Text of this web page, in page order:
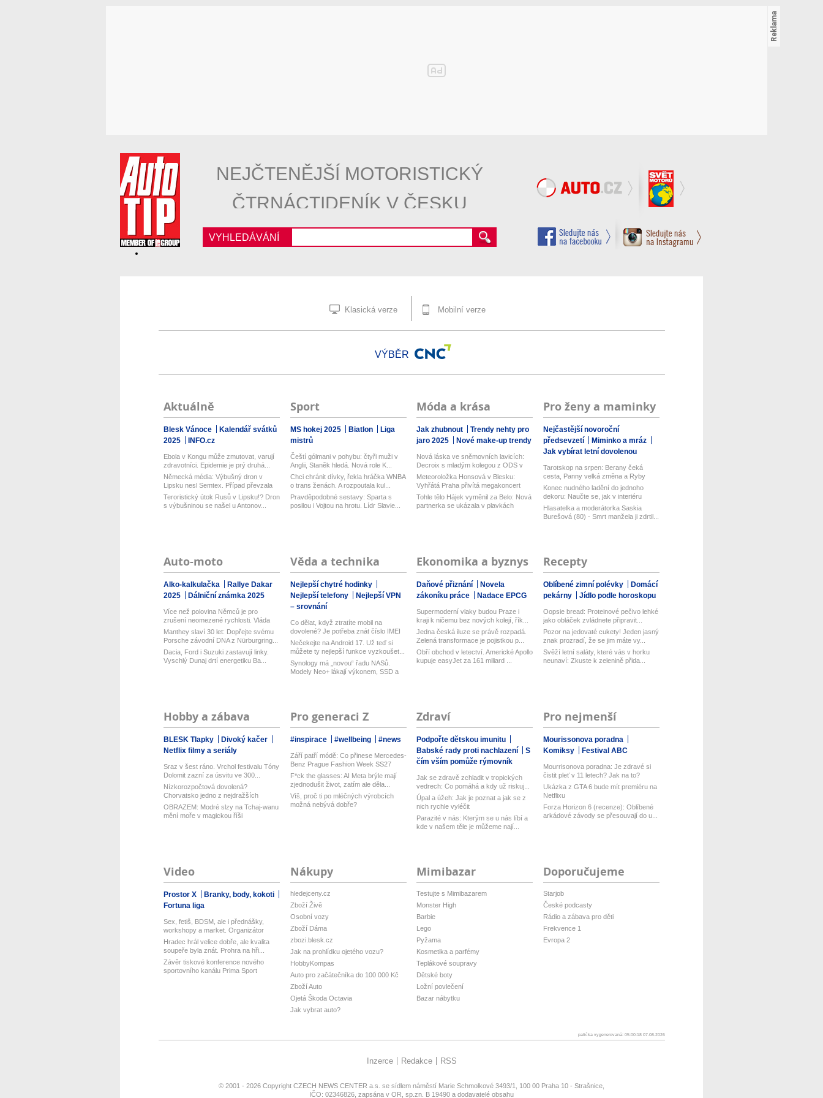
NEJČTENĚJŠÍ MOTORISTICKÝ
ČTRNÁCTIDENÍK V ČESKU
VYHLEDÁVÁNÍ
Klasická verze Mobilní verze
VÝBĚR
Aktuálně
Blesk Vánoce
Kalendář svátků
2025
INFO.cz
Ebola v Kongu může zmutovat, varují
zdravotníci. Epidemie je prý druhá...
Německá média: Výbušný dron v
Lipsku nesl Semtex. Případ převzala
spol...
Teroristický útok Rusů v Lipsku!? Dron
s výbušninou se našel u Antonov...
Sport
MS hokej 2025 Biatlon
Liga
mistrů
Čeští gólmani v pohybu: čtyři muži v
Anglii, Staněk hledá. Nová role K...
Chci chránit dívky, řekla hráčka WNBA
o trans ženách. A rozpoutala kul...
Pravděpodobné sestavy: Sparta s
posilou i Vojtou na hrotu. Lídr Slavie...
Móda a krása
Jak zhubnout
Trendy nehty pro
jaro 2025
Nové make-up trendy
Nová láska ve sněmovních lavicích:
Decroix s mladým kolegou z ODS v
ba...
Meteoroložka Honsová v Blesku:
Vyhřátá Praha přivítá megakoncert
Ztrac...
Tohle tělo Hájek vyměnil za Belo: Nová
partnerka se ukázala v plavkách
Pro ženy a maminky
Nejčastější novoroční
předsevzetí
Miminko a mráz
Jak vybírat letní dovolenou
Tarotskop na srpen: Berany čeká
cesta, Panny velká změna a Ryby
uvízno...
Konec nudného ladění do jednoho
dekoru: Naučte se, jak v interiéru
kom...
Hlasatelka a moderátorka Saskia
Burešová (80) - Smrt manžela ji zdrtil...
Auto-moto
Alko-kalkulačka
Rallye Dakar
2025
Dálniční známka 2025
Více než polovina Němců je pro
zrušení neomezené rychlosti. Vláda
řekl...
Manthey slaví 30 let: Dopřejte svému
Porsche závodní DNA z Nürburgring...
Dacia, Ford i Suzuki zastavují linky.
Vyschlý Dunaj drtí energetiku Ba...
Věda a technika
Nejlepší chytré hodinky
Nejlepší telefony
Nejlepší VPN
– srovnání
Co dělat, když ztratíte mobil na
dovolené? Je potřeba znát číslo IMEI
...
Nečekejte na Android 17. Už teď si
můžete ty nejlepší funkce vyzkoušet...
Synology má „novou“ řadu NASů.
Modely Neo+ lákají výkonem, SSD a
Ekonomika a byznys
Daňové přiznání
Novela
zákoníku práce
Nadace EPCG
Supermoderní vlaky budou Praze i
kraji k ničemu bez nových kolejí, řík...
Jedna česká iluze se právě rozpadá.
Zelená transformace je pojistkou p...
Obří obchod v letectví. Americké Apollo
kupuje easyJet za 161 miliard ...
Recepty
Oblíbené zimní polévky
Domácí
pekárny
Jídlo podle horoskopu
Oopsie bread: Proteinové pečivo lehké
jako obláček zvládnete připravit...
Pozor na jedovaté cukety! Jeden jasný
znak prozradí, že se jim máte vy...
Svěží letní saláty, které vás v horku
neunaví: Zkuste k zelenině přida...
Hobby a zábava
BLESK Tlapky
Divoký kačer
Netflix filmy a seriály
Sraz v šest ráno. Vrchol festivalu Tóny
Dolomit zazní za úsvitu ve 300...
Nízkorozpočtová dovolená?
Chorvatsko jedno z nejdražších
v Evropě! Lev...
OBRAZEM: Modré slzy na Tchaj-wanu
mění moře v magickou říši
Pro generaci Z
#inspirace #wellbeing #news
Září patří módě: Co přinese Mercedes-
Benz Prague Fashion Week SS27
F*ck the glasses: AI Meta brýle mají
zjednodušit život, zatím ale děla...
Víš, proč ti po mléčných výrobcích
možná nebývá dobře?
Zdraví
Podpořte dětskou imunitu
Babské rady proti nachlazení
S
čím vším pomůže rýmovník
Jak se zdravě zchladit v tropických
vedrech: Co pomáhá a kdy už riskuj...
Úpal a úžeh: Jak je poznat a jak se z
nich rychle vyléčit
Parazité v nás: Kterým se u nás líbí a
kde v našem těle je můžeme nají...
Pro nejmenší
Mourissonova poradna
Komiksy
Festival ABC
Mourrisonova poradna: Je zdravé si
čistit pleť v 11 letech? Jak na to?
Ukázka z GTA 6 bude mít premiéru na
Netflixu
Forza Horizon 6 (recenze): Oblíbené
arkádové závody se přesouvají do u...
Video
Prostor X
Branky, body, kokoti
Fortuna liga
Sex, fetiš, BDSM, ale i přednášky,
workshopy a market. Organizátor
Pra...
Hradec hrál velice dobře, ale kvalita
soupeře byla znát. Prohra na hři...
Závěr tiskové konference nového
sportovního kanálu Prima Sport
Nákupy
hledejceny.cz
Zboží Živě
Osobní vozy
Zboží Dáma
zbozi.blesk.cz
Jak na prohlídku ojetého vozu?
HobbyKompas
Auto pro začátečníka do 100 000 Kč
Zboží Auto
Ojetá Škoda Octavia
Jak vybrat auto?
Mimibazar
Testujte s Mimibazarem
Monster High
Barbie
Lego
Pyžama
Kosmetika a parfémy
Teplákové soupravy
Dětské boty
Ložní povlečení
Bazar nábytku
Doporučujeme
Starjob
České podcasty
Rádio a zábava pro děti
Frekvence 1
Evropa 2
patička vygenerovaná: 05:00:18 07.08.2026
Inzerce Redakce RSS
© 2001 - 2026 Copyright CZECH NEWS CENTER a.s. se sídlem náměstí Marie Schmolkové 3493/1, 100 00 Praha 10 - Strašnice,
IČO: 02346826, zapsána v OR, sp.zn. B 19490 a dodavatelé obsahu